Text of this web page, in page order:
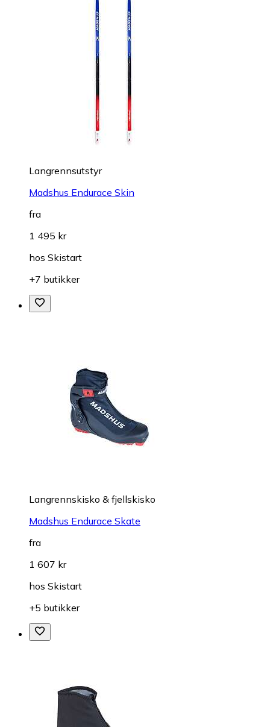
Langrennsutstyr
Madshus Endurace Skin
fra
1 495 kr
hos Skistart
+7 butikker
Langrennskisko & fjellskisko
Madshus Endurace Skate
fra
1 607 kr
hos Skistart
+5 butikker